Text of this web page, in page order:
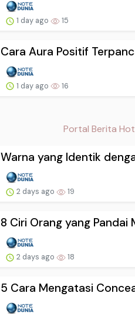
1 day ago 15
Cara Aura Positif
1 day ago 16
Portal Berita
Warna yang Identik
2 days ago 19
8 Ciri Orang yang Pandai
2 days ago 18
5 Cara Mengatasi